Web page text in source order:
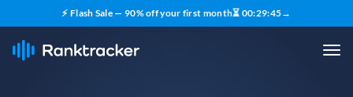
⚡ Flash Sale — 90% off your first month⏳ 00:29:45→